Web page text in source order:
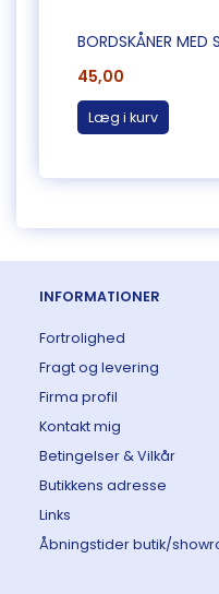
BORDSKÅNER MED
45,00
Læg i kurv
INFORMATIONER
Fortrolighed
Fragt og levering
Firma profil
Kontakt mig
Betingelser & Vilkår
Butikkens adresse
Links
Åbningstider butik/